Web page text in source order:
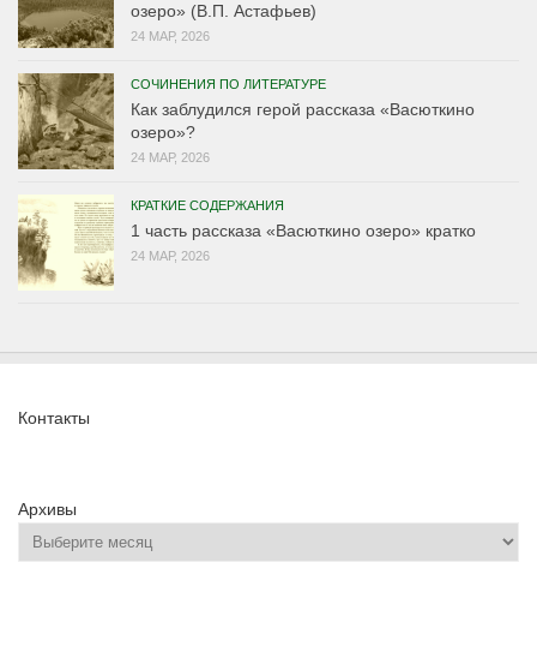
озеро» (В.П. Астафьев)
24 МАР, 2026
СОЧИНЕНИЯ ПО ЛИТЕРАТУРЕ
Как заблудился герой рассказа «Васюткино
озеро»?
24 МАР, 2026
КРАТКИЕ СОДЕРЖАНИЯ
1 часть рассказа «Васюткино озеро» кратко
24 МАР, 2026
Контакты
Архивы